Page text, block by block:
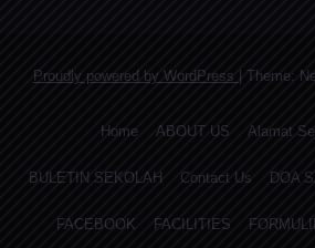
Proudly powered by WordPress Theme:
Home ABOUT US Alamat
BULETIN SEKOLAH Contact Us DOA
FACEBOOK FACILITIES